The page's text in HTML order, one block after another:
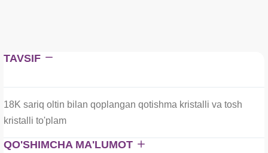
TAVSIF
18K sariq oltin bilan qoplangan qotishma kristalli va tosh
kristalli to'plam
QO'SHIMCHA MA'LUMOT